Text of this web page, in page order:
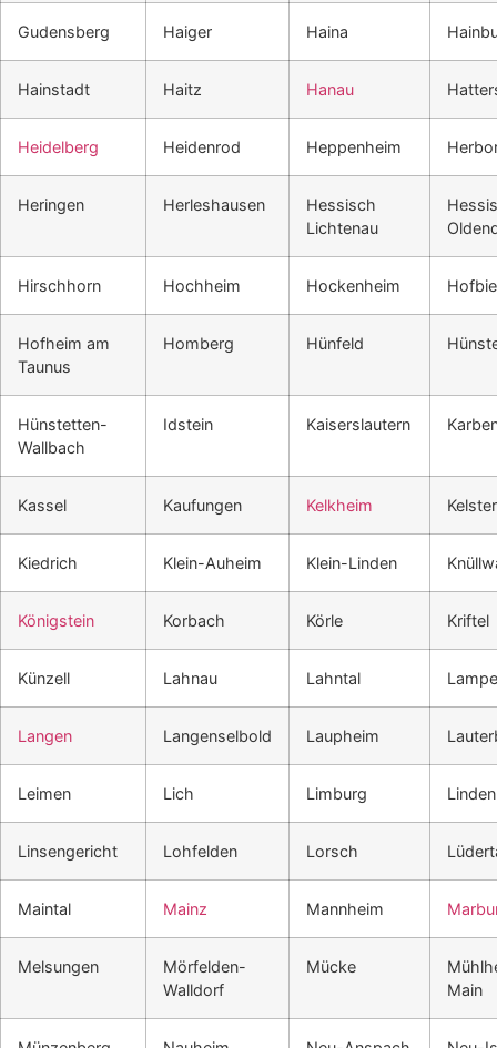
Gudensberg Haiger Haina
Hainstadt Haitz Hanau
Heidelberg Heidenrod Heppenheim
Heringen Herleshausen
Hessisch
Lichtenau
Hirschhorn Hochheim Hockenheim
Hofheim am
Taunus
Homberg Hünfeld
Hünstetten-
Wallbach
Idstein Kaiserslautern
Kassel Kaufungen Kelkheim
Kiedrich Klein-Auheim Klein-Linden
Königstein Korbach Körle Kriftel
Künzell Lahnau Lahntal
Langen Langenselbold Laupheim
Leimen Lich Limburg Linden
Linsengericht Lohfelden Lorsch
Maintal Mainz Mannheim
Melsungen
Mörfelden-
Walldorf
Mücke
Main